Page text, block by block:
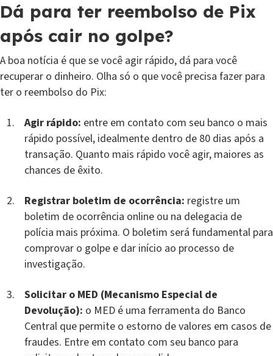
Dá para ter reembolso de Pix
após cair no golpe?
A boa notícia é que se você agir rápido, dá para você
recuperar o dinheiro. Olha só o que você precisa fazer para
ter o reembolso do Pix:
Agir rápido: entre em contato com seu banco o mais
rápido possível, idealmente dentro de 80 dias após a
transação. Quanto mais rápido você agir, maiores as
chances de êxito.
Registrar boletim de ocorrência: registre um
boletim de ocorrência online ou na delegacia de
polícia mais próxima. O boletim será fundamental para
comprovar o golpe e dar início ao processo de
investigação.
Solicitar o MED (Mecanismo Especial de
Devolução): o MED é uma ferramenta do Banco
Central que permite o estorno de valores em casos de
fraudes. Entre em contato com seu banco para